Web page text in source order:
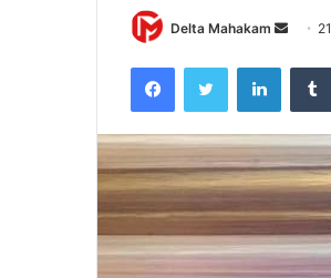
Delta Mahakam
d
a
n
e
m
a
i